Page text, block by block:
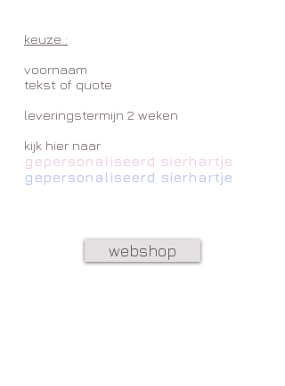
keuze :
voornaam
tekst of quote
leveringstermijn 2 weken
kijk hier naar
gepersonaliseerd sierhartje
gepersonaliseerd sierhartje
webshop